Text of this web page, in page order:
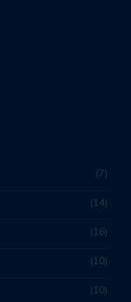
7
14
16
10
10